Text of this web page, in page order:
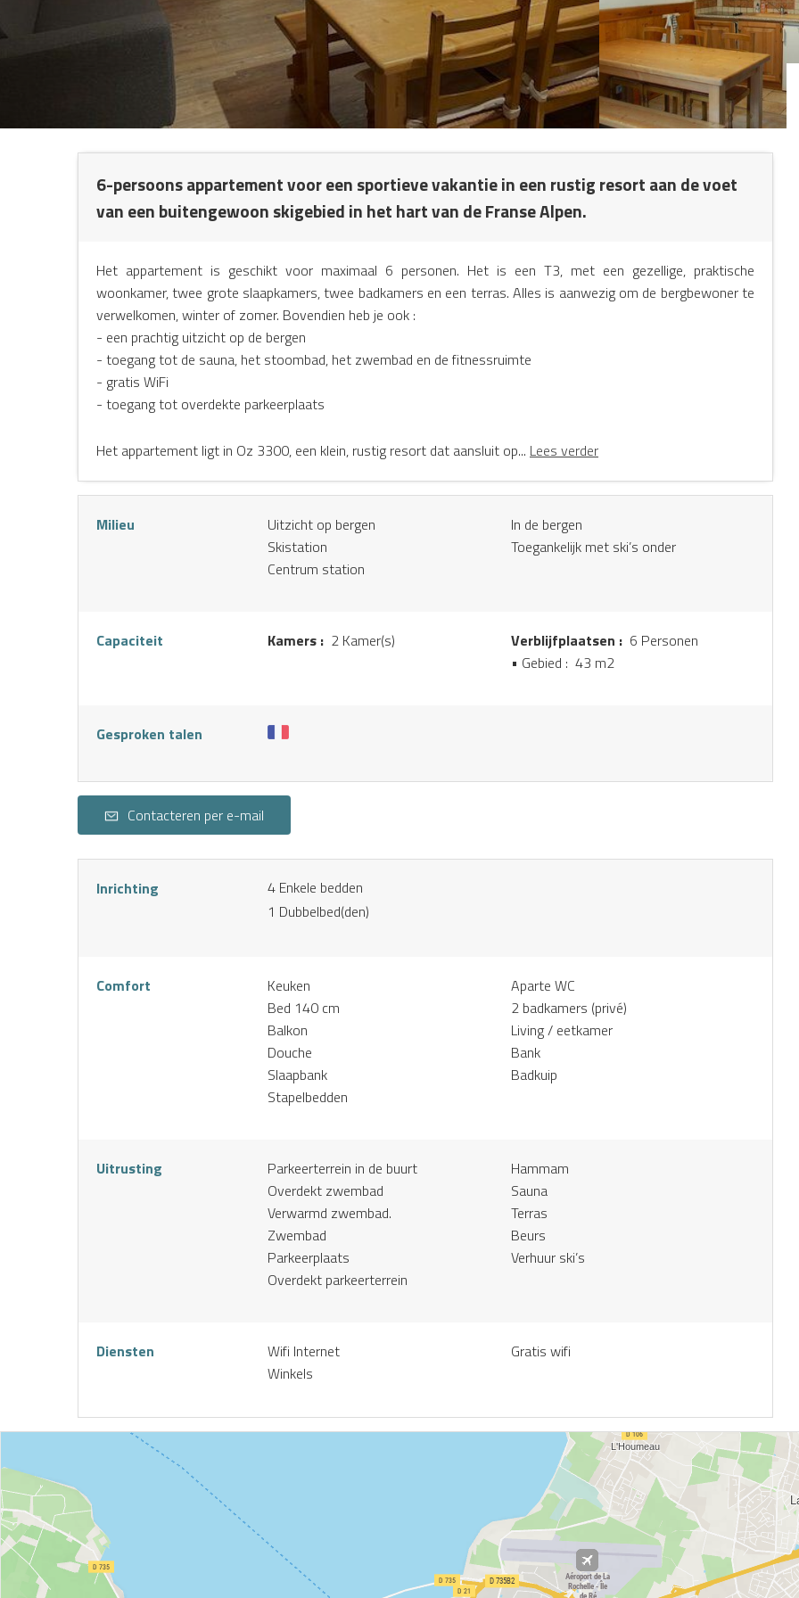
Ik koop
mijn
pakket
6-persoons appartement voor een sportieve vakantie in een rustig resort aan de voet
van een buitengewoon skigebied in het hart van de Franse Alpen.
Het appartement is geschikt voor maximaal 6 personen. Het is een T3, met een gezellige, praktische
woonkamer, twee grote slaapkamers, twee badkamers en een terras. Alles is aanwezig om de bergbewoner te
verwelkomen, winter of zomer. Bovendien heb je ook :
- een prachtig uitzicht op de bergen
- toegang tot de sauna, het stoombad, het zwembad en de fitnessruimte
- gratis WiFi
- toegang tot overdekte parkeerplaats
Het appartement ligt in Oz 3300, een klein, rustig resort dat aansluit op... Lees verder
Milieu Uitzicht op bergen
In de bergen
Skistation
Toegankelijk met ski’s onder
Centrum station
Capaciteit Kamers : 2 Kamer(s) Verblijfplaatsen : 6 Personen
• Gebied : 43 m2
Gesproken talen
Contacteren per e-mail
Inrichting 4 Enkele bedden
1 Dubbelbed(den)
Comfort
Keuken
Bed 140 cm
Balkon
Douche
Slaapbank
Stapelbedden
Aparte WC
2 badkamers (privé)
Living / eetkamer
Bank
Badkuip
Uitrusting
Parkeerterrein in de buurt
Overdekt zwembad
Verwarmd zwembad.
Zwembad
Parkeerplaats
Overdekt parkeerterrein
Hammam
Sauna
Terras
Beurs
Verhuur ski’s
Diensten
Wifi Internet
Winkels
Gratis wifi